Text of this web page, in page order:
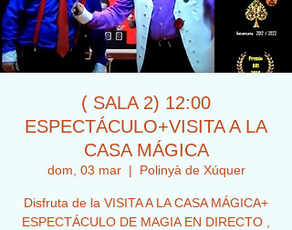
( SALA 2) 12:00
ESPECTÁCULO+VISITA A LA
CASA MÁGICA
dom, 03 mar
  |
Polinyà de Xúquer
Disfruta de la VISITA A LA CASA MÁGICA+
ESPECTÁCULO DE MAGIA EN DIRECTO ,